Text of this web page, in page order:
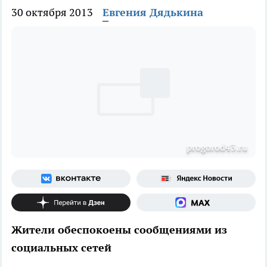
30 октября 2013 Евгения Дядькина
progorod43.ru
Жители обеспокоены сообщениями из
социальных сетей